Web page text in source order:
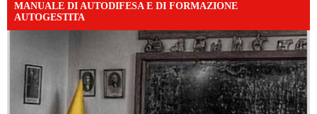
MANUALE DI AUTODIFESA E DI FORMAZIONE
AUTOGESTITA